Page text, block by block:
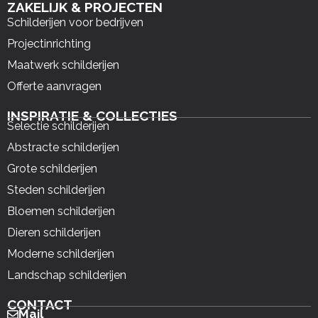
ZAKELIJK & PROJECTEN
Schilderijen voor bedrijven
Projectinrichting
Maatwerk schilderijen
Offerte aanvragen
INSPIRATIE & COLLECTIES
Selectie schilderijen
Abstracte schilderijen
Grote schilderijen
Steden schilderijen
Bloemen schilderijen
Dieren schilderijen
Moderne schilderijen
Landschap schilderijen
CONTACT
Mail